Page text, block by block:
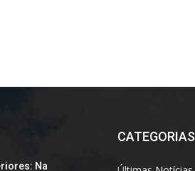
Na
CATEGORIAS